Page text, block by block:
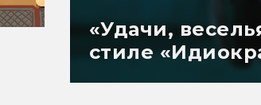
«Удачи,
стиле